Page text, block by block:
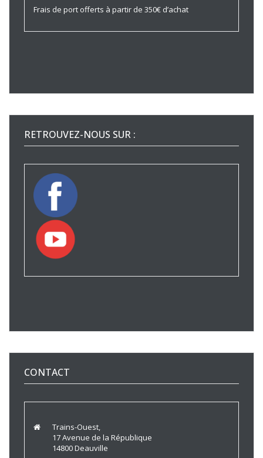
Frais de port offerts à partir de 350€ d’achat
RETROUVEZ-NOUS SUR :
CONTACT
Trains-Ouest,
17 Avenue de la République
14800 Deauville